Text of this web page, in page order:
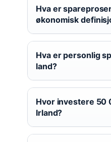
Hva er
økonomisk
Hva er personlig
land?
Hvor investere 50
Irland?